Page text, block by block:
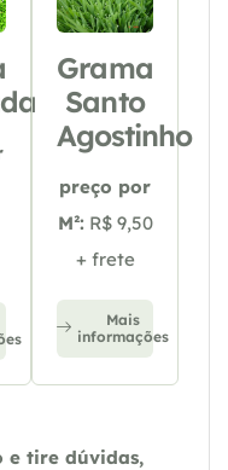
Grama
Santo
Agostinho
preço por
M²: R$ 9,50
+ frete
Mais
informações
e tire dúvidas,